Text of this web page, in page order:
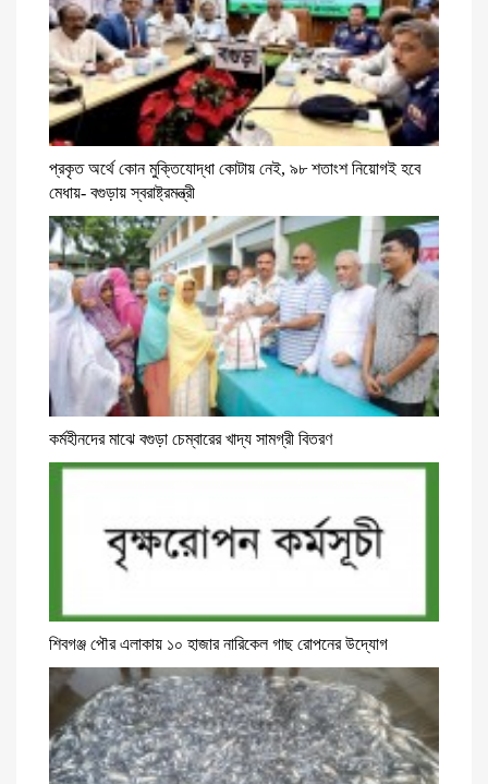
প্রকৃত অর্থে কোন মুক্তিযোদ্ধা কোটায় নেই, ৯৮ শতাংশ নিয়োগই হবে
মেধায়- বগুড়ায় স্বরাষ্ট্রমন্ত্রী
কর্মহীনদের মাঝে বগুড়া চেম্বারের খাদ্য সামগ্রী বিতরণ
শিবগঞ্জ পৌর এলাকায় ১০ হাজার নারিকেল গাছ রোপনের উদ্যোগ